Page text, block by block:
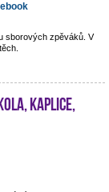
sborových zpěváků. V
Kaplice,